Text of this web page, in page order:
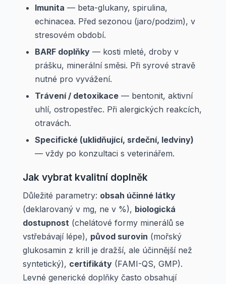
Imunita — beta-glukany, spirulina,
echinacea. Před sezonou (jaro/podzim), v
stresovém období.
BARF doplňky — kosti mleté, droby v
prášku, minerální směsi. Při syrové stravě
nutné pro vyvážení.
Trávení / detoxikace — bentonit, aktivní
uhlí, ostropestřec. Při alergických reakcích,
otravách.
Specifické (uklidňující, srdeční, ledviny)
— vždy po konzultaci s veterinářem.
Jak vybrat kvalitní doplněk
Důležité parametry: obsah účinné látky
(deklarovaný v mg, ne v %), biologická
dostupnost (chelátové formy minerálů se
vstřebávají lépe), původ surovin (mořský
glukosamin z krill je dražší, ale účinnější než
syntetický), certifikáty (FAMI-QS, GMP).
Levné generické doplňky často obsahují